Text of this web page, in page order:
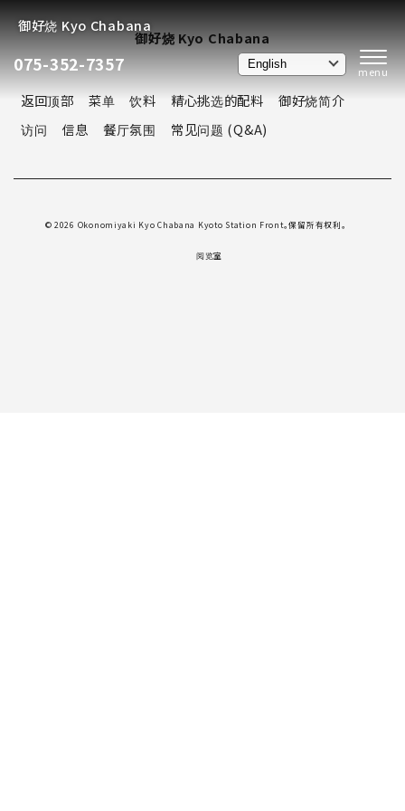
御好烧 Kyo Chabana
075-352-7357
御好烧 Kyo Chabana
返回顶部 菜单 饮料 精心挑选的配料
御好烧简介
访问
信息 餐厅氛围 常见问题 (Q&A)
© 2026 Okonomiyaki Kyo Chabana Kyoto Station Front。保留所有权利。
阅览室